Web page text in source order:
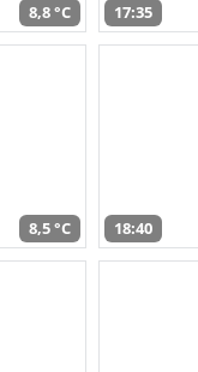
8,8 °C 17:35
8,5 °C 18:40